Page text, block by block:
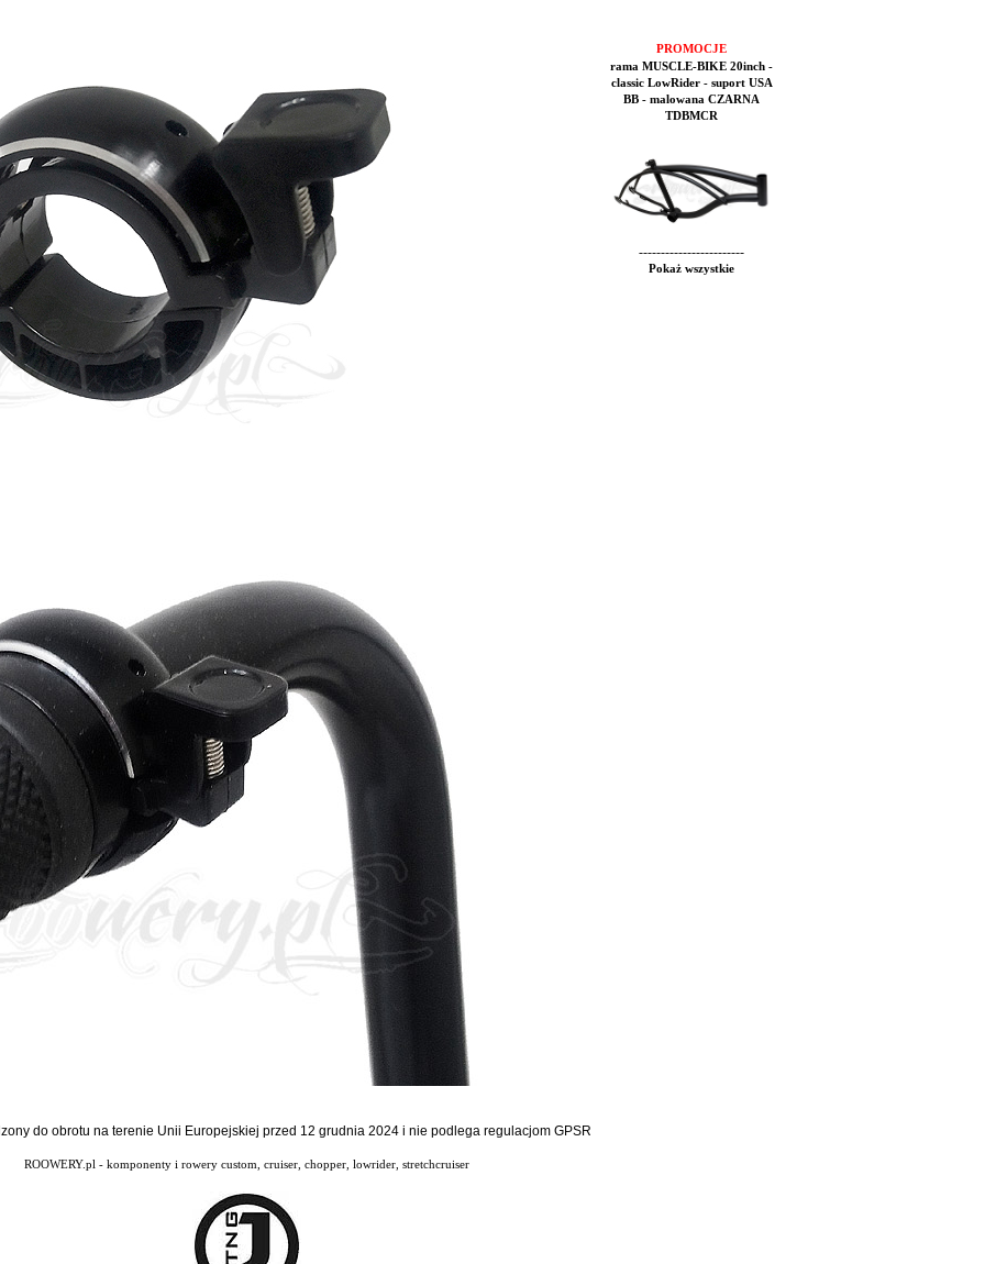
do obrotu na terenie Unii Europejskiej przed 12 grudnia 2024 i nie podlega regulacjom GPSR
PROMOCJE
rama MUSCLE-BIKE 20inch -
classic LowRider - suport USA
BB - malowana CZARNA
TDBMCR
------------------------
Pokaż wszystkie
ROOWERY.pl - komponenty i rowery custom, cruiser, chopper, lowrider, stretchcruiser